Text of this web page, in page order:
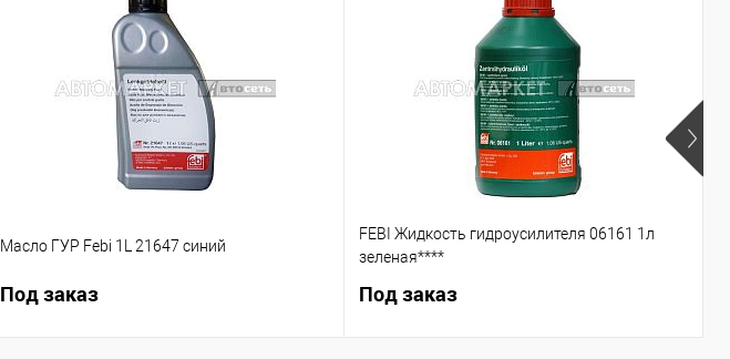
Масло ГУР Febi 1L 21647 синий
Под заказ
FEBI Жидкость гидроусилителя 06161 1л
зеленая****
Под заказ